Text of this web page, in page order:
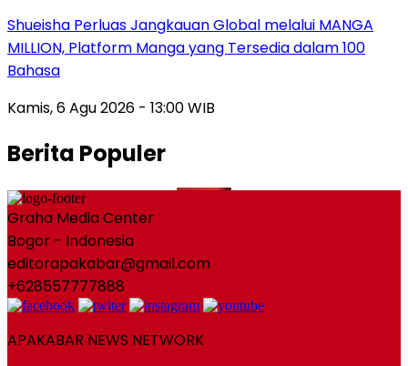
Shueisha Perluas Jangkauan Global melalui MANGA
MILLION, Platform Manga yang Tersedia dalam 100
Bahasa
Kamis, 6 Agu 2026 - 13:00 WIB
Berita Populer
Graha Media Center
Bogor - Indonesia
editorapakabar@gmail.com
+628557777888
APAKABAR NEWS NETWORK